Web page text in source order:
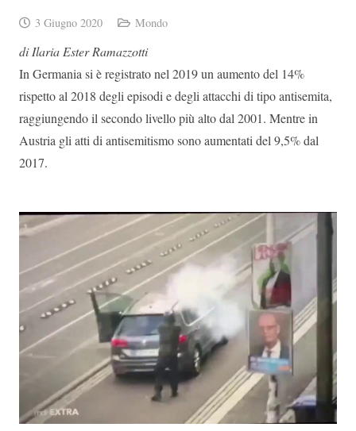
3 Giugno 2020 Mondo
di Ilaria Ester Ramazzotti
In Germania si è registrato nel 2019 un aumento del 14%
rispetto al 2018 degli episodi e degli attacchi di tipo antisemita,
raggiungendo il secondo livello più alto dal 2001. Mentre in
Austria gli atti di antisemitismo sono aumentati del 9,5% dal
2017.